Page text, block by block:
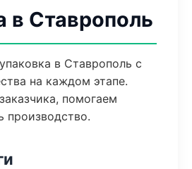
в Ставрополь
в Ставрополь с
на каждом этапе.
помогаем
производство.